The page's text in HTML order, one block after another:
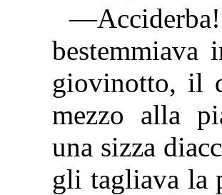
bestemmiava
giovinotto, il
mezzo alla
una sizza
gli tagliava la